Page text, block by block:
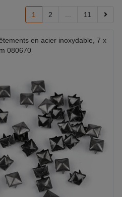
1 2 11
en acier inoxydable, 7 x
080670